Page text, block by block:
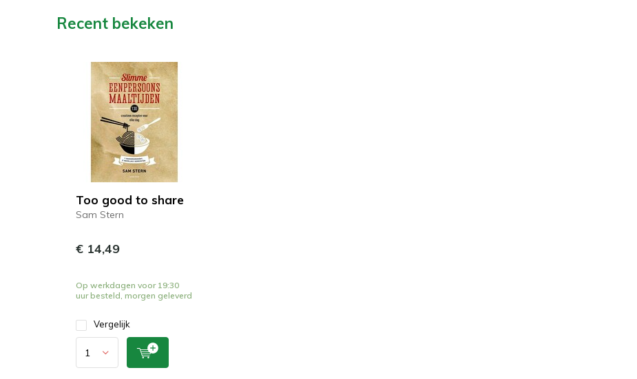
Recent bekeken
Too good to share
Sam Stern
€ 14,49
Op werkdagen voor 19:30
uur besteld, morgen geleverd
Vergelijk